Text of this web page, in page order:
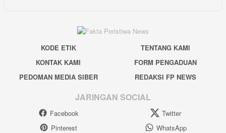
KODE ETIK
TENTANG KAMI
KONTAK KAMI
FORM PENGADUAN
PEDOMAN MEDIA SIBER
REDAKSI FP NEWS
JARINGAN SOCIAL
Facebook
Twitter
Pinterest
WhatsApp